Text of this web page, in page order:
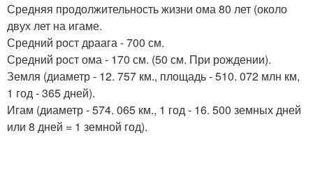
Средняя продолжительность жизни ома 80 лет (около
двух лет на игаме.
Средний рост драага - 700 см.
Средний рост ома - 170 см. (50 см. При рождении).
Земля (диаметр - 12. 757 км., площадь - 510. 072 млн км,
1 год - 365 дней).
Игам (диаметр - 574. 065 км., 1 год - 16. 500 земных дней
или 8 дней = 1 земной год).